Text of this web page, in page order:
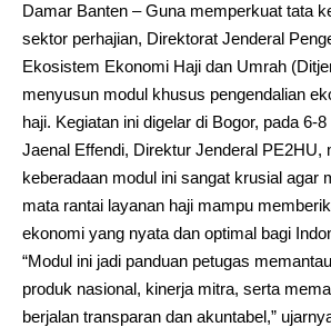
Damar Banten – Guna memperkuat tata
sektor perhajian, Direktorat Jenderal
Ekosistem Ekonomi Haji dan Umrah
menyusun modul khusus pengendalian
haji. Kegiatan ini digelar di Bogor, pada 6-
Jaenal Effendi, Direktur Jenderal PE2HU,
keberadaan modul ini sangat krusial agar
mata rantai layanan haji mampu
ekonomi yang nyata dan optimal bagi
“Modul ini jadi panduan petugas
produk nasional, kinerja mitra, serta
berjalan transparan dan akuntabel,”